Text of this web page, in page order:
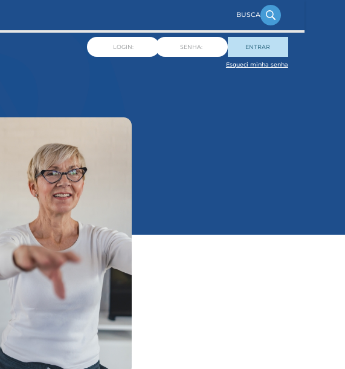
ENTRAR
Esqueci minha senha